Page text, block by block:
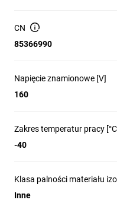
CN
85366990
Napięcie znamionowe [V]
160
Zakres temperatur pracy
-40
Klasa palności materiału
Inne